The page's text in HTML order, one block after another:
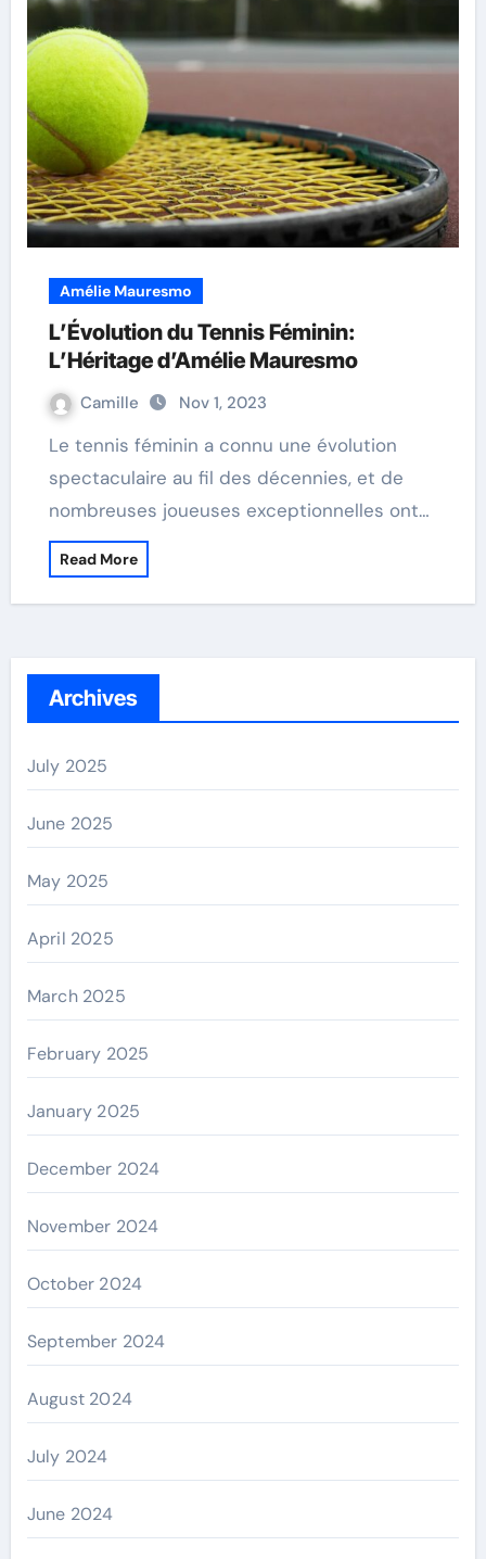
Amélie Mauresmo
L’Évolution du Tennis Féminin:
L’Héritage d’Amélie Mauresmo
Camille Nov 1, 2023
Le tennis féminin a connu une évolution
spectaculaire au fil des décennies, et de
nombreuses joueuses exceptionnelles ont…
Read More
Archives
July 2025
June 2025
May 2025
April 2025
March 2025
February 2025
January 2025
December 2024
November 2024
October 2024
September 2024
August 2024
July 2024
June 2024